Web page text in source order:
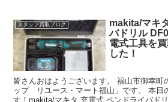
スタッフ買取ブログ
makita/マキ
バドリル
電式工具を
した！
皆さんおはようございます。 福山市御幸町
ップ リユース・マート福山」です。 本日
す！makita/マキタ 充電式 ペンドライバド